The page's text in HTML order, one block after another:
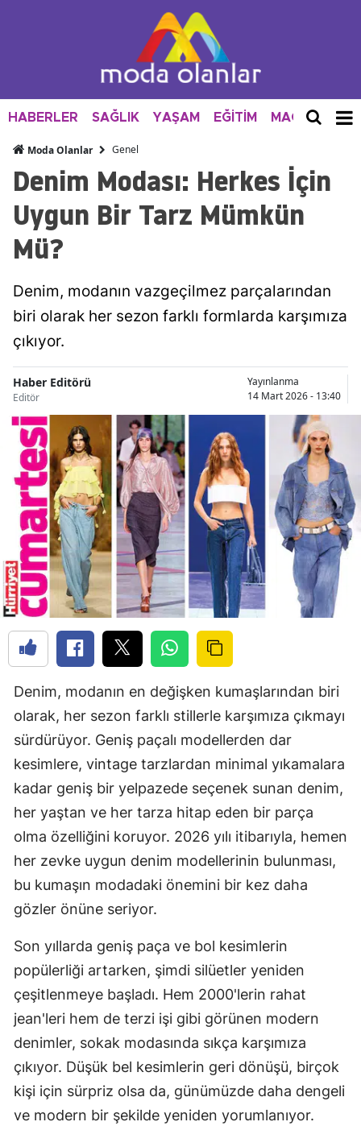
HABERLER SAĞLIK YAŞAM EĞİTİM MAGAZİN
Moda Olanlar Genel
Denim Modası: Herkes İçin
Uygun Bir Tarz Mümkün
Mü?
Denim, modanın vazgeçilmez parçalarından
biri olarak her sezon farklı formlarda karşımıza
çıkıyor.
Haber Editörü
Editör
Yayınlanma
14 Mart 2026 - 13:40
Denim, modanın en değişken kumaşlarından biri
olarak, her sezon farklı stillerle karşımıza çıkmayı
sürdürüyor. Geniş paçalı modellerden dar
kesimlere, vintage tarzlardan minimal yıkamalara
kadar geniş bir yelpazede seçenek sunan denim,
her yaştan ve her tarza hitap eden bir parça
olma özelliğini koruyor. 2026 yılı itibarıyla, hemen
her zevke uygun denim modellerinin bulunması,
bu kumaşın modadaki önemini bir kez daha
gözler önüne seriyor.
Son yıllarda geniş paça ve bol kesimlerin
popülerliği artarken, şimdi silüetler yeniden
çeşitlenmeye başladı. Hem 2000'lerin rahat
jean'leri hem de terzi işi gibi görünen modern
denimler, sokak modasında sıkça karşımıza
çıkıyor. Düşük bel kesimlerin geri dönüşü, birçok
kişi için sürpriz olsa da, günümüzde daha dengeli
ve modern bir şekilde yeniden yorumlanıyor.